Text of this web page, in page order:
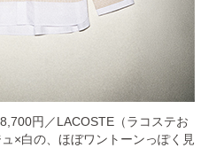
円／LACOSTE（ラコステお
×白の、ほぼワントーンっぽく見